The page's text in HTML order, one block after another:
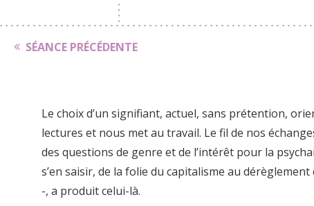
SÉANCE PRÉCÉDENTE
Le choix d’un signifiant, actuel, sans prétention,
lectures et nous met au travail. Le fil de nos
des questions de genre et de l’intérêt pour la
s’en saisir, de la folie du capitalisme au dérèglement
-, a produit celui-là.